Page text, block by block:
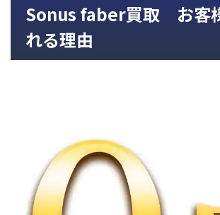
Sonus faber買取 お客
れる理由